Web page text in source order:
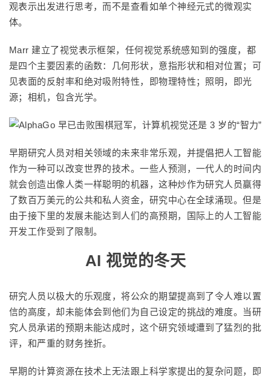
观表示出发进行思考，而不是查看如单个神经元式的微观实
体。
Marr 建立了视觉表示框架，任何视觉系统感知到的强度，都
是四个主要因素的函数：几何形状，意指形状和相对位置；可
见表面的反射率和绝对吸附特性，即物理特性；照明，即光
源；相机，包含光学。
早期研究人员对相关领域的未来非常乐观，并提倡把人工智能
作为一种可以改变世界的技术。一些人预测，一代人的时间内
就会创造出像人类一样聪明的机器，这种炒作为研究人员赢得
了数百万美元的公共和私人资金，研究中心在全球涌现。但是
由于接下里的发展未能达到人们的高预期，国际上的人工智能
开发工作受到了限制。
AI 视觉的冬天
研究人员以极大的乐观度，将公众的期望提高到了令人难以置
信的高度，却未能体会到他们为自己设定的挑战的难度。当研
究人员承诺的预期未能达成时，这个研究领域遭到了猛烈的批
评，和严重的财务挫折。
早期的计算资源在技术上无法跟上科学家提出的复杂问题，即